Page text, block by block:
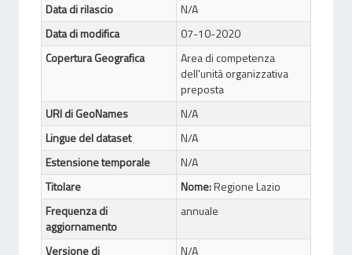
Data di rilascio
N/A
Data di modifica
07-10-2020
Copertura Geografica
Area di competenza
dell'unità organizzativa
preposta
URI di GeoNames
N/A
Lingue del dataset
N/A
Estensione temporale
N/A
Titolare
Nome:Regione Lazio
Frequenza di
aggiornamento
annuale
Versione di
N/A